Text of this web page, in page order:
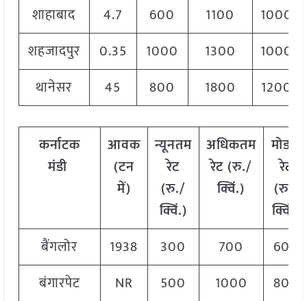
शाहाबाद
4.7 600 1100
1000
शहजादपुर
0.35 1000 1300
1000
थानेसर
45 800 1800 1200
कर्नाटक
मंडी
आवक
(टन
में)
न्यूनतम
रेट
(रु./
क्विं.)
अधिकतम
रेट (रु./
क्विं.)
मोडल
रेट
(रु./
क्विं.)
बैंगलोर
1938 300 700
600
बंगारपेट
NR 500 1000
800